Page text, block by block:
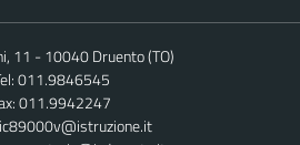
11 - 10040 Druento (TO)
011.9846545
011.9942247